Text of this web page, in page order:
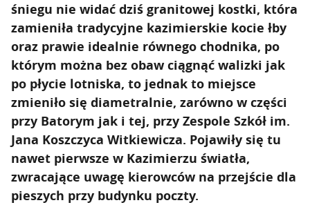
śniegu nie widać dziś granitowej kostki, która
zamieniła tradycyjne kazimierskie kocie łby
oraz prawie idealnie równego chodnika, po
którym można bez obaw ciągnąć walizki jak
po płycie lotniska, to jednak to miejsce
zmieniło się diametralnie, zarówno w części
przy Batorym jak i tej, przy Zespole Szkół im.
Jana Koszczyca Witkiewicza. Pojawiły się tu
nawet pierwsze w Kazimierzu światła,
zwracające uwagę kierowców na przejście dla
pieszych przy budynku poczty.